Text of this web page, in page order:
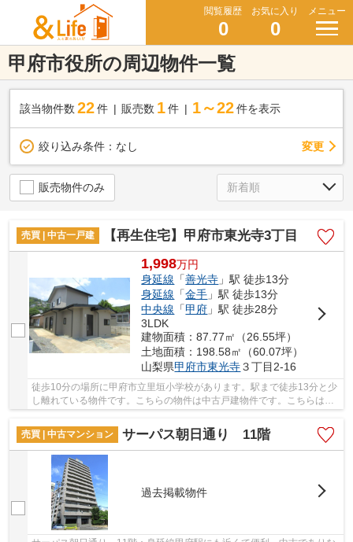
閲覧履歴
0
お気に入り
0
メニュー
甲府市役所の周辺物件一覧
該当物件数 22件 販売数 1 件 1～22 件を表示
絞り込み条件： なし 変更
販売物件のみ
売買 | 中古一戸建 【再生住宅】甲府市東光寺3丁目
1,998万円
身延線 「善光寺 」駅 徒歩13分
身延線 「金手 」駅 徒歩13分
中央線 「甲府 」駅 徒歩28分
3LDK
建物面積：87.77㎡（26.55坪）
土地面積：198.58㎡（60.07坪）
山梨県甲府市東光寺３丁目2-16
徒歩10分の場所に甲府市立里垣小学校があります。駅まで徒歩13分と少
し離れている物件です。こちらの物件は中古戸建物件です。こちらは耐
売買 | 中古マンション
サーパス朝日通り 11階
過去掲載物件